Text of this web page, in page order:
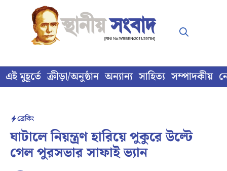
content
এই মুহূর্তে ক্রীড়া/অনুষ্ঠান অন্যান্য সাহিত্য সম্পাদকীয়
ব্রেকিং
ঘাটালে নিয়ন্ত্রণ হারিয়ে পুকুরে উল্টে
গেল পুরসভার সাফাই ভ্যান